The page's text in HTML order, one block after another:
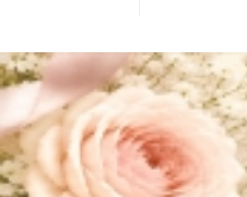
ッ
プ
移
動